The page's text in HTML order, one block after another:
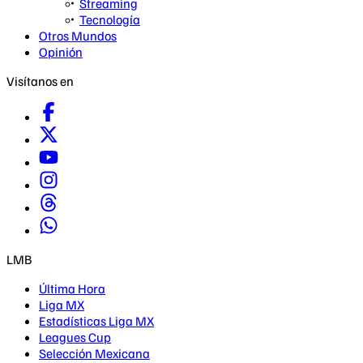
Streaming
Tecnología
Otros Mundos
Opinión
Visítanos en
LMB
Última Hora
Liga MX
Estadísticas Liga MX
Leagues Cup
Selección Mexicana